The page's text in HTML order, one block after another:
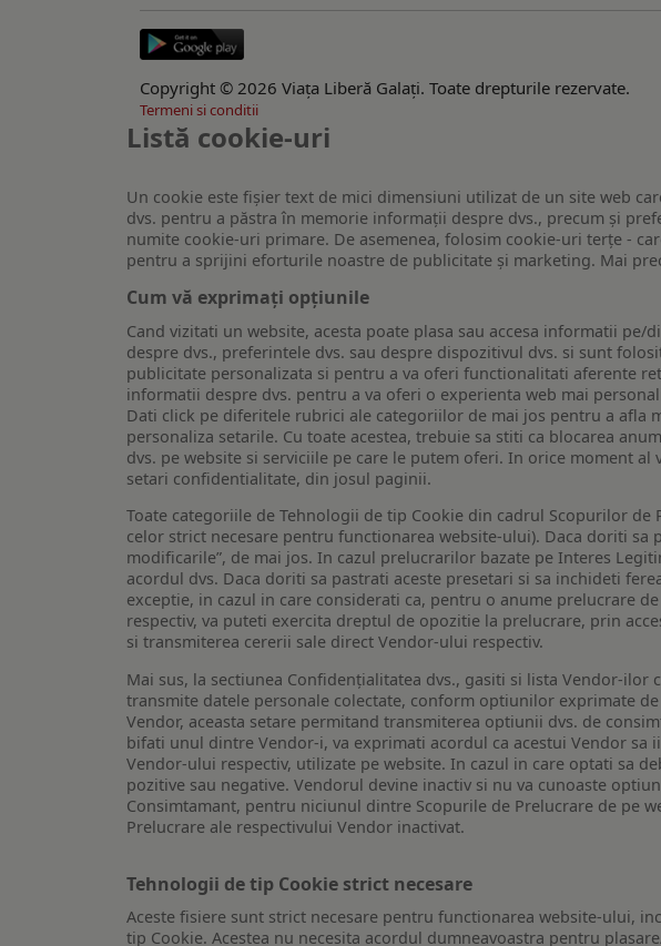
Copyright © 2026 Viaţa Liberă Galaţi. Toate drepturile rezervate.
Termeni si conditii
Listă cookie-uri
Un cookie este fişier text de mici dimensiuni utilizat de un site web
dvs. pentru a păstra în memorie informații despre dvs., precum și
numite cookie-uri primare. De asemenea, folosim cookie-uri terțe -
pentru a sprijini eforturile noastre de publicitate și marketing. Mai
Cum vă exprimați opțiunile
Cand vizitati un website, acesta poate plasa sau accesa informatii
despre dvs., preferintele dvs. sau despre dispozitivul dvs. si sunt
publicitate personalizata si pentru a va oferi functionalitati aferente
informatii despre dvs. pentru a va oferi o experienta web mai
Dati click pe diferitele rubrici ale categoriilor de mai jos pentru a afla
personaliza setarile. Cu toate acestea, trebuie sa stiti ca blocarea
dvs. pe website si serviciile pe care le putem oferi. In orice moment
setari confidentialitate, din josul paginii.
Toate categoriile de Tehnologii de tip Cookie din cadrul Scopurilor de
celor strict necesare pentru functionarea website-ului). Daca doriti sa
modificarile”, de mai jos. In cazul prelucrarilor bazate pe Interes
acordul dvs. Daca doriti sa pastrati aceste presetari si sa inchideti
exceptie, in cazul in care considerati ca, pentru o anume prelucrare
respectiv, va puteti exercita dreptul de opozitie la prelucrare, prin
si transmiterea cererii sale direct Vendor-ului respectiv.
Mai sus, la sectiunea Confidențialitatea dvs., gasiti si lista Vendor-
transmite datele personale colectate, conform optiunilor exprimate
Vendor, aceasta setare permitand transmiterea optiunii dvs. de
bifati unul dintre Vendor-i, va exprimati acordul ca acestui Vendor
Vendor-ului respectiv, utilizate pe website. In cazul in care optati sa
pozitive sau negative. Vendorul devine inactiv si nu va cunoaste
Consimtamant, pentru niciunul dintre Scopurile de Prelucrare de pe
Prelucrare ale respectivului Vendor inactivat.
Tehnologii de tip Cookie strict necesare
Aceste fisiere sunt strict necesare pentru functionarea website-ului,
tip Cookie. Acestea nu necesita acordul dumneavoastra pentru